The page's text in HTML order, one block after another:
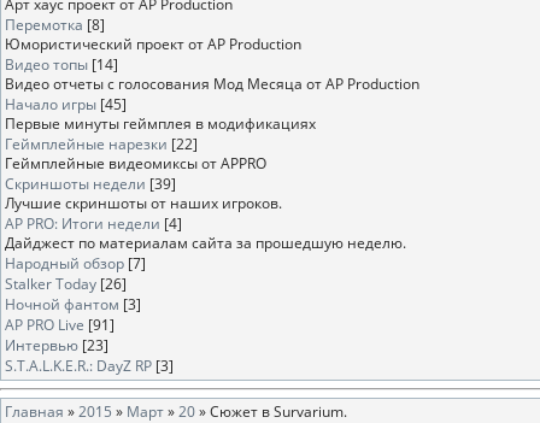
Арт хаус проект от AP Production
Перемотка [8]
Юмористический проект от AP Production
Видео топы [14]
Видео отчеты с голосования Мод Месяца от AP Production
Начало игры [45]
Первые минуты геймплея в модификациях
Геймплейные нарезки [22]
Геймплейные видеомиксы от APPRO
Скриншоты недели [39]
Лучшие скриншоты от наших игроков.
AP PRO: Итоги недели [4]
Дайджест по материалам сайта за прошедшую неделю.
Народный обзор [7]
Stalker Today [26]
Ночной фантом [3]
AP PRO Live [91]
Интервью [23]
S.T.A.L.K.E.R.: DayZ RP [3]
Главная »2015 » Март»20» Сюжет в Survarium.